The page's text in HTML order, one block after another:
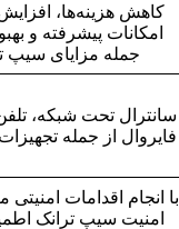
کاهش هزینه‌ها،
امکانات پیشرفته و
جمله مزایای سیپ
سانترال تحت شبکه،
فایروال از جمله
با انجام اقدامات
امنیت سیپ ترانک